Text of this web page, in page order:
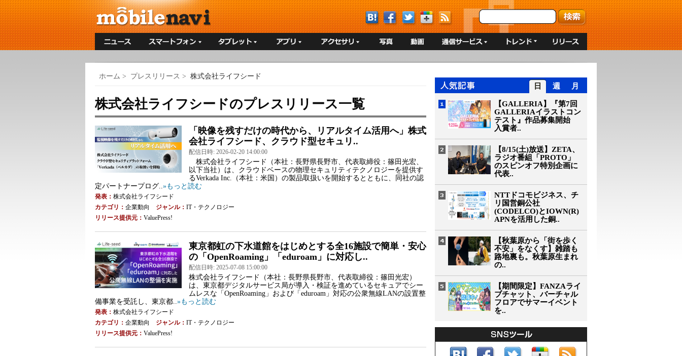
ホーム > プレスリリース > 株式会社ライフシード
株式会社ライフシードのプレスリリース一覧
「映像を残すだけの時代から、リアルタイム活用へ」株式
会社ライフシード、クラウド型セキュリ..
配信日時: 2026-02-20 14:00:00
株式会社ライフシード（本社：長野県長野市、代表取締役：篠田光宏、
以下当社）は、クラウドベースの物理セキュリティテクノロジーを提供す
るVerkada Inc.（本社：米国）の製品取扱いを開始するとともに、同社の認
定パートナープログ..»もっと読む
発表： 株式会社ライフシード
カテゴリ： 企業動向 ジャンル： IT・テクノロジー
リリース提供元： ValuePress!
東京都虹の下水道館をはじめとする全16施設で簡単・安心
の「OpenRoaming」「eduroam」に対応し..
配信日時: 2025-07-08 15:00:00
株式会社ライフシード（本社：長野県長野市、代表取締役：篠田光宏）
は、東京都デジタルサービス局が導入・検証を進めているセキュアでシー
ムレスな「OpenRoaming」および「eduroam」対応の公衆無線LANの設置整
備事業を受託し、東京都..»もっと読む
発表： 株式会社ライフシード
カテゴリ： 企業動向 ジャンル： IT・テクノロジー
リリース提供元： ValuePress!
日 週 月
【GALLERIA】『第7回
GALLERIAイラストコン
テスト』作品募集開始
入賞者..
【8/15(土)放送】ZETA、
ラジオ番組「PROTO」
のスピンオフ特別企画に
代表..
NTTドコモビジネス、チ
リ国営銅公社
(CODELCO)とIOWN(R)
APNを活用した銅..
【秋葉原から「街を歩く
不安」をなくす】雑踏も
路地裏も。秋葉原生まれ
の..
【期間限定】FANZAライ
ブチャット、バーチャル
フロアでサマーイベント
を..